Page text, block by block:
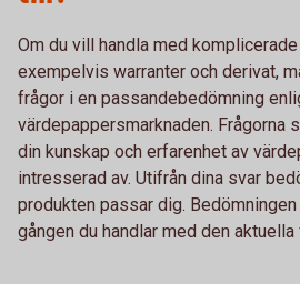
Om du vill handla med
exempelvis warranter och derivat,
frågor i en passandebedömning
värdepappersmarknaden. Frågorna
din kunskap och erfarenhet av
intresserad av. Utifrån dina svar
produkten passar dig.
gången du handlar med den